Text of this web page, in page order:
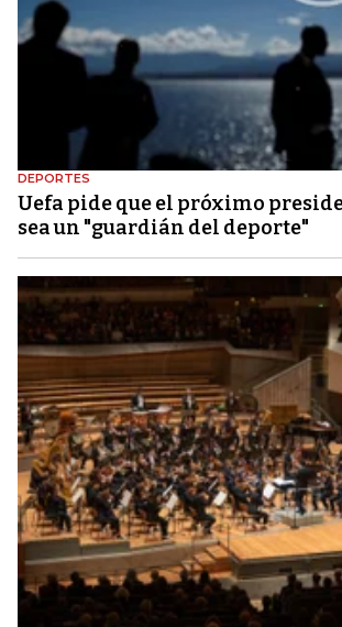
DEPORTES
Uefa pide que el próximo
sea un "guardián del deporte"